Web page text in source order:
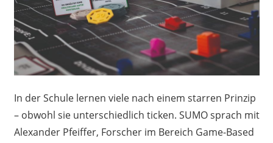
In der Schule lernen viele nach einem starren Prinzip
– obwohl sie unterschiedlich ticken. SUMO sprach mit
Alexander Pfeiffer, Forscher im Bereich Game-Based